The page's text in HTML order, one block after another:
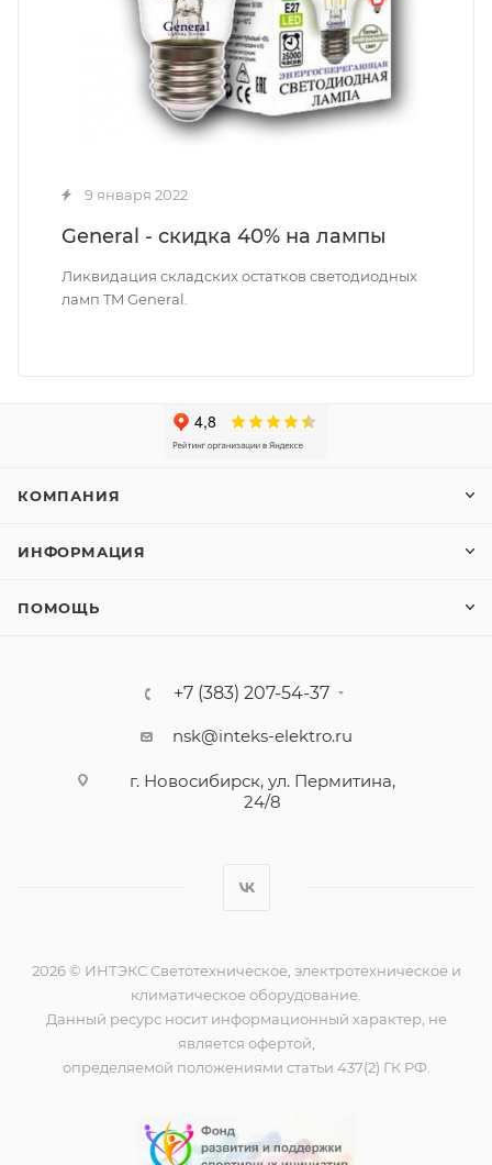
9 января 2022
General - скидка 40% на лампы
Ликвидация складских остатков светодиодных
ламп TM General.
КОМПАНИЯ
ИНФОРМАЦИЯ
ПОМОЩЬ
+7 (383) 207-54-37
nsk@inteks-elektro.ru
г. Новосибирск, ул. Пермитина,
24/8
2026 © ИНТЭКС Светотехническое, электротехническое и
климатическое оборудование.
Данный ресурс носит информационный характер, не
является офертой,
определяемой положениями статьи 437(2) ГК РФ.